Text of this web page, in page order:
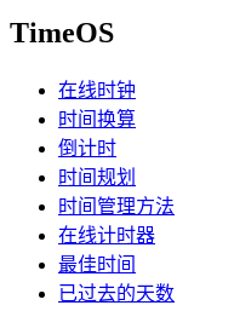
TimeOS
在线时钟
时间换算
倒计时
时间规划
时间管理方法
在线计时器
最佳时间
已过去的天数